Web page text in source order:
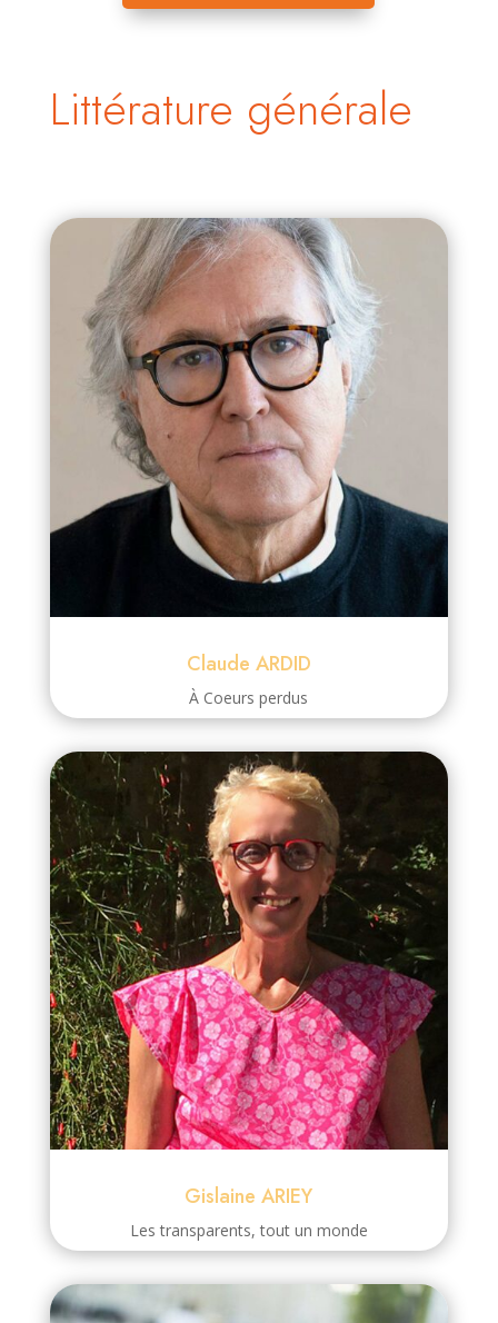
Littérature générale
Claude ARDID
À Coeurs perdus
Gislaine ARIEY
Les transparents, tout un monde